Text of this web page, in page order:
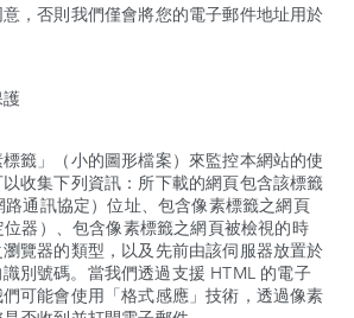
，否則我們僅會將您的電子郵件地址用於
籤」（小的圖形檔案）來監控本網站的使
收集下列資訊：所下載的網頁包含該標籤
路通訊協定）位址、包含像素標籤之網頁
位器）、包含像素標籤之網頁被檢視的時
覽器的類型，以及先前由該伺服器放置於
別號碼。當我們透過支援 HTML 的電子
可能會使用「格式感應」技術，透過像素